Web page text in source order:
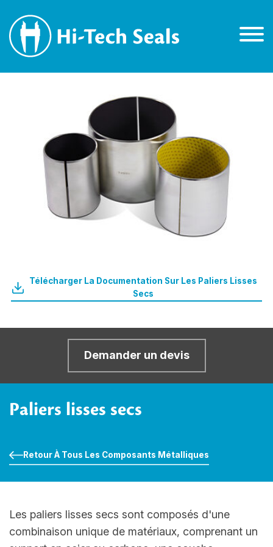
Télécharger La Documentation Sur Les Paliers Lisses
Secs
Demander un devis
Paliers lisses secs
Retour À Tous Les Composants Métalliques
Les paliers lisses secs sont composés d'une
combinaison unique de matériaux, comprenant un